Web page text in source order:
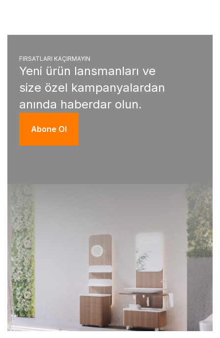
FIRSATLARI KAÇIRMAYIN
Yeni ürün lansmanları ve
size özel kampanyalardan
anında haberdar olun.
Abone Ol